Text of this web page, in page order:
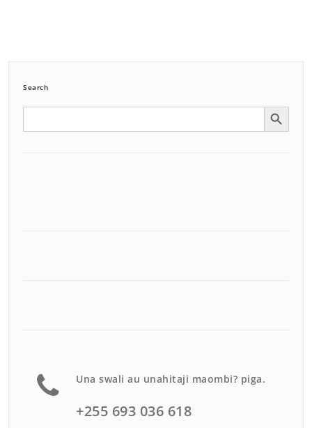
Search
Search Search Button
Una swali au unahitaji maombi? piga.
+255 693 036 618